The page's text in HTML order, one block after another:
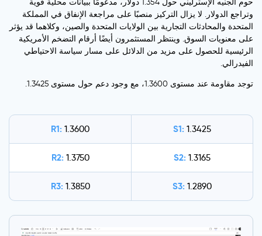
حوم الجنيه الإسترليني حول 1.354 دولار، مدعومًا ببيانات محلية قوية
وتراجع الدولار. لا يزال التركيز منصبًا على مراجعة الإنفاق في المملكة
المتحدة والمحادثات التجارية بين الولايات المتحدة والصين، وكلاهما قد يؤثر
على معنويات السوق. وينتظر المستثمرون أيضًا أرقام التضخم الأمريكية
الرئيسية للحصول على مزيد من الدلائل على مسار سياسة الاحتياطي
الفيدرالي.
توجد مقاومة عند مستوى 1.3600، مع وجود دعم حول مستوى 1.3425.
R1: 1.3600 S1: 1.3425
R2: 1.3750 S2: 1.3165
R3: 1.3850 S3: 1.2890